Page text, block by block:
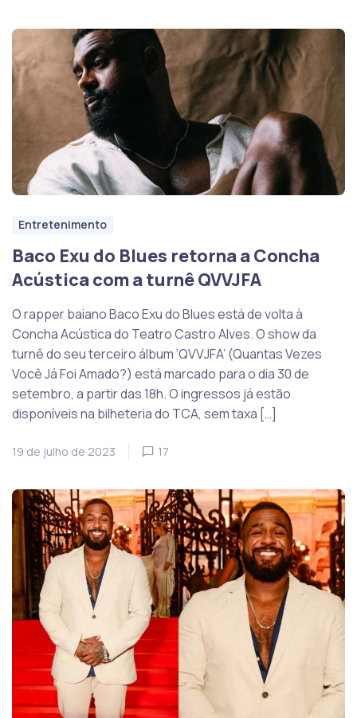
Entretenimento
Baco Exu do Blues retorna a Concha
Acústica com a turnê QVVJFA
O rapper baiano Baco Exu do Blues está de volta à
Concha Acústica do Teatro Castro Alves. O show da
turnê do seu terceiro álbum ‘QVVJFA’ (Quantas Vezes
Você Já Foi Amado?) está marcado para o dia 30 de
setembro, a partir das 18h. O ingressos já estão
disponíveis na bilheteria do TCA, sem taxa […]
19 de julho de 2023 17